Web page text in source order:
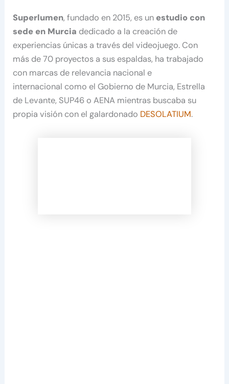
Superlumen, fundado en 2015, es un estudio con
sede en Murcia dedicado a la creación de
experiencias únicas a través del videojuego. Con
más de 70 proyectos a sus espaldas, ha trabajado
con marcas de relevancia nacional e
internacional como el Gobierno de Murcia, Estrella
de Levante, SUP46 o AENA mientras buscaba su
propia visión con el galardonado DESOLATIUM.